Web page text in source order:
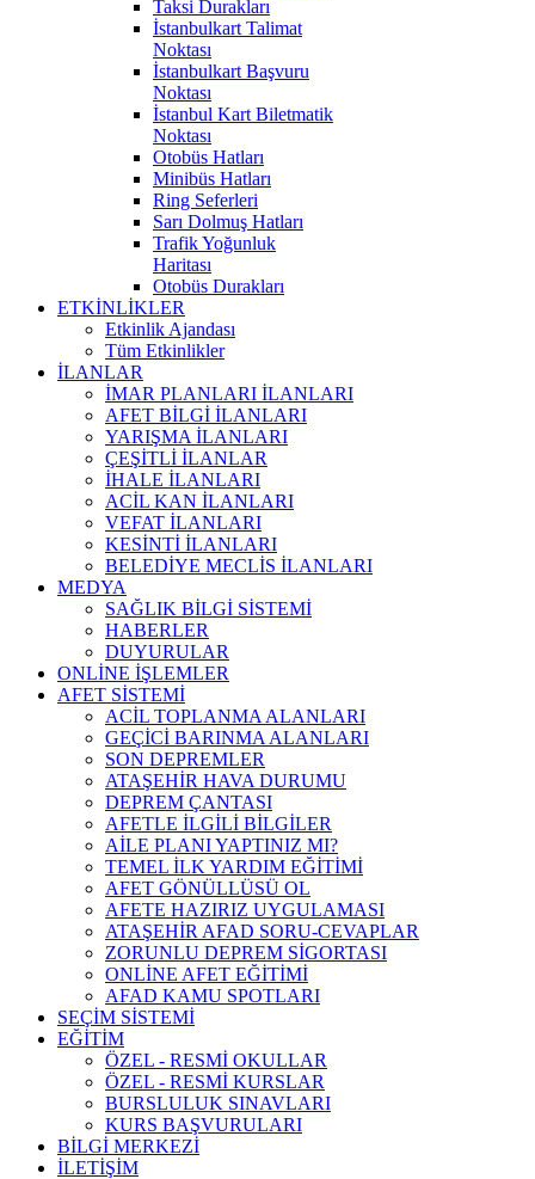
Taksi Durakları
İstanbulkart Talimat
Noktası
İstanbulkart Başvuru
Noktası
İstanbul Kart Biletmatik
Noktası
Otobüs Hatları
Minibüs Hatları
Ring Seferleri
Sarı Dolmuş Hatları
Trafik Yoğunluk
Haritası
Otobüs Durakları
ETKİNLİKLER
Etkinlik Ajandası
Tüm Etkinlikler
İLANLAR
İMAR PLANLARI İLANLARI
AFET BİLGİ İLANLARI
YARIŞMA İLANLARI
ÇEŞİTLİ İLANLAR
İHALE İLANLARI
ACİL KAN İLANLARI
VEFAT İLANLARI
KESİNTİ İLANLARI
BELEDİYE MECLİS İLANLARI
MEDYA
SAĞLIK BİLGİ SİSTEMİ
HABERLER
DUYURULAR
ONLİNE İŞLEMLER
AFET SİSTEMİ
ACİL TOPLANMA ALANLARI
GEÇİCİ BARINMA ALANLARI
SON DEPREMLER
ATAŞEHİR HAVA DURUMU
DEPREM ÇANTASI
AFETLE İLGİLİ BİLGİLER
AİLE PLANI YAPTINIZ MI?
TEMEL İLK YARDIM EĞİTİMİ
AFET GÖNÜLLÜSÜ OL
AFETE HAZIRIZ UYGULAMASI
ATAŞEHİR AFAD SORU-CEVAPLAR
ZORUNLU DEPREM SİGORTASI
ONLİNE AFET EĞİTİMİ
AFAD KAMU SPOTLARI
SEÇİM SİSTEMİ
EĞİTİM
ÖZEL - RESMİ OKULLAR
ÖZEL - RESMİ KURSLAR
BURSLULUK SINAVLARI
KURS BAŞVURULARI
BİLGİ MERKEZİ
İLETİŞİM